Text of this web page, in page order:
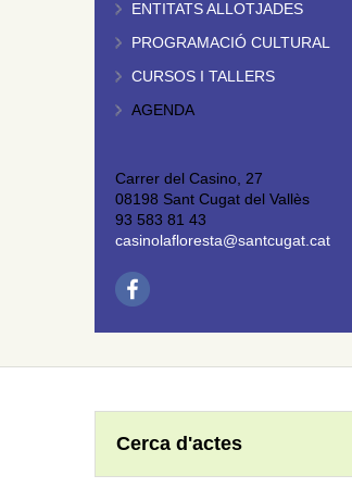
ENTITATS ALLOTJADES
PROGRAMACIÓ CULTURAL
CURSOS I TALLERS
AGENDA
Carrer del Casino, 27
08198 Sant Cugat del Vallès
93 583 81 43
casinolafloresta@santcugat.cat
Cerca d'actes